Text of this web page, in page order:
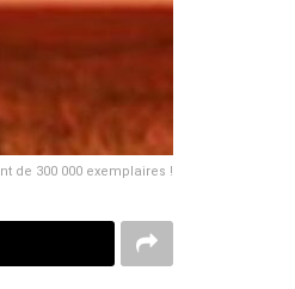
de 300 000 exemplaires !